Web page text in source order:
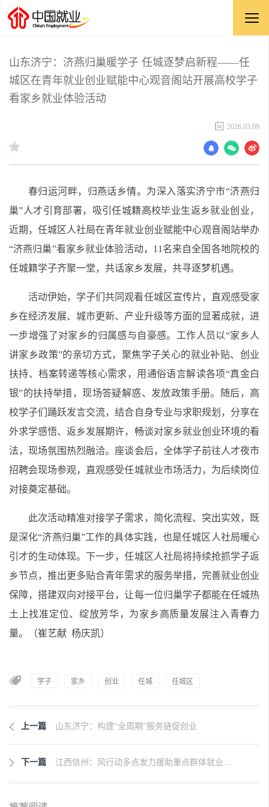
山东济宁：济燕归巢暖学子 任城逐梦启新程——任
城区在青年就业创业赋能中心观音阁站开展高校学子
看家乡就业体验活动
2026.03.09
春归运河畔，归燕话乡情。为深入落实济宁市“济燕归
巢”人才引育部署，吸引任城籍高校毕业生返乡就业创业，
近期，任城区人社局在青年就业创业赋能中心观音阁站举办
“济燕归巢”看家乡就业体验活动，11名来自全国各地院校的
任城籍学子齐聚一堂，共话家乡发展，共寻逐梦机遇。
活动伊始，学子们共同观看任城区宣传片，直观感受家
乡在经济发展、城市更新、产业升级等方面的显著成就，进
一步增强了对家乡的归属感与自豪感。工作人员以“家乡人
讲家乡政策”的亲切方式，聚焦学子关心的就业补贴、创业
扶持、档案转递等核心需求，用通俗语言解读各项“真金白
银”的扶持举措，现场答疑解惑、发放政策手册。随后，高
校学子们踊跃发言交流，结合自身专业与求职规划，分享在
外求学感悟、返乡发展期许，畅谈对家乡就业创业环境的看
法，现场氛围热烈融洽。座谈会后，全体学子前往人才夜市
招聘会现场参观，直观感受任城就业市场活力，为后续岗位
对接奠定基础。
此次活动精准对接学子需求，简化流程、突出实效，既
是深化“济燕归巢”工作的具体实践，也是任城区人社局暖心
引才的生动体现。下一步，任城区人社局将持续抢抓学子返
乡节点，推出更多贴合青年需求的服务举措，完善就业创业
保障，搭建双向对接平台，让每一位归巢学子都能在任城热
土上找准定位、绽放芳华，为家乡高质量发展注入青春力
量。（崔艺献 杨庆凯）
学子 家乡 创业 任城 任城区
上一篇 山东济宁：构建“全周期”服务链促创业
下一篇 江西信州：风行动多点发力援助重点群体就业...